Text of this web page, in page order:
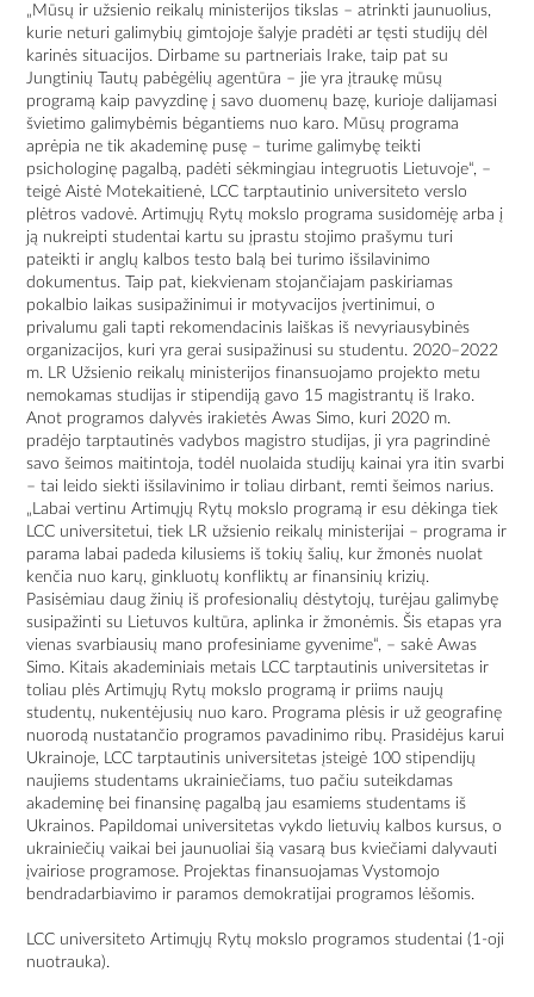
„Mūsų ir užsienio reikalų ministerijos tikslas – atrinkti jaunuolius,
kurie neturi galimybių gimtojoje šalyje pradėti ar tęsti studijų dėl
karinės situacijos. Dirbame su partneriais Irake, taip pat su
Jungtinių Tautų pabėgėlių agentūra – jie yra įtraukę mūsų
programą kaip pavyzdinę į savo duomenų bazę, kurioje dalijamasi
švietimo galimybėmis bėgantiems nuo karo. Mūsų programa
aprėpia ne tik akademinę pusę – turime galimybę teikti
psichologinę pagalbą, padėti sėkmingiau integruotis Lietuvoje“, –
teigė Aistė Motekaitienė, LCC tarptautinio universiteto verslo
plėtros vadovė. Artimųjų Rytų mokslo programa susidomėję arba į
ją nukreipti studentai kartu su įprastu stojimo prašymu turi
pateikti ir anglų kalbos testo balą bei turimo išsilavinimo
dokumentus. Taip pat, kiekvienam stojančiajam paskiriamas
pokalbio laikas susipažinimui ir motyvacijos įvertinimui, o
privalumu gali tapti rekomendacinis laiškas iš nevyriausybinės
organizacijos, kuri yra gerai susipažinusi su studentu. 2020–2022
m. LR Užsienio reikalų ministerijos finansuojamo projekto metu
nemokamas studijas ir stipendiją gavo 15 magistrantų iš Irako.
Anot programos dalyvės irakietės Awas Simo, kuri 2020 m.
pradėjo tarptautinės vadybos magistro studijas, ji yra pagrindinė
savo šeimos maitintoja, todėl nuolaida studijų kainai yra itin svarbi
– tai leido siekti išsilavinimo ir toliau dirbant, remti šeimos narius.
„Labai vertinu Artimųjų Rytų mokslo programą ir esu dėkinga tiek
LCC universitetui, tiek LR užsienio reikalų ministerijai – programa ir
parama labai padeda kilusiems iš tokių šalių, kur žmonės nuolat
kenčia nuo karų, ginkluotų konfliktų ar finansinių krizių.
Pasisėmiau daug žinių iš profesionalių dėstytojų, turėjau galimybę
susipažinti su Lietuvos kultūra, aplinka ir žmonėmis. Šis etapas yra
vienas svarbiausių mano profesiniame gyvenime“, – sakė Awas
Simo. Kitais akademiniais metais LCC tarptautinis universitetas ir
toliau plės Artimųjų Rytų mokslo programą ir priims naujų
studentų, nukentėjusių nuo karo. Programa plėsis ir už geografinę
nuorodą nustatančio programos pavadinimo ribų. Prasidėjus karui
Ukrainoje, LCC tarptautinis universitetas įsteigė 100 stipendijų
naujiems studentams ukrainiečiams, tuo pačiu suteikdamas
akademinę bei finansinę pagalbą jau esamiems studentams iš
Ukrainos. Papildomai universitetas vykdo lietuvių kalbos kursus, o
ukrainiečių vaikai bei jaunuoliai šią vasarą bus kviečiami dalyvauti
įvairiose programose. Projektas finansuojamas Vystomojo
bendradarbiavimo ir paramos demokratijai programos lėšomis.
LCC universiteto Artimųjų Rytų mokslo programos studentai (1-oji
nuotrauka).